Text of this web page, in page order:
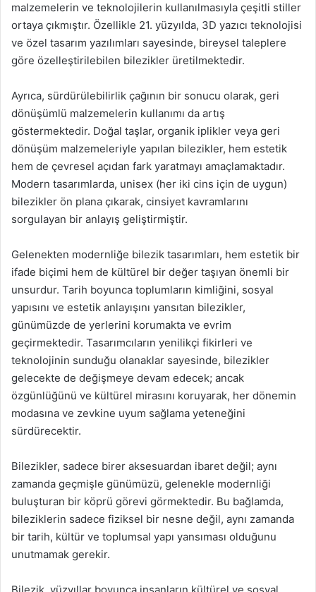
malzemelerin ve teknolojilerin kullanılmasıyla çeşitli stiller
ortaya çıkmıştır. Özellikle 21. yüzyılda, 3D yazıcı teknolojisi
ve özel tasarım yazılımları sayesinde, bireysel taleplere
göre özelleştirilebilen bilezikler üretilmektedir.
Ayrıca, sürdürülebilirlik çağının bir sonucu olarak, geri
dönüşümlü malzemelerin kullanımı da artış
göstermektedir. Doğal taşlar, organik iplikler veya geri
dönüşüm malzemeleriyle yapılan bilezikler, hem estetik
hem de çevresel açıdan fark yaratmayı amaçlamaktadır.
Modern tasarımlarda, unisex (her iki cins için de uygun)
bilezikler ön plana çıkarak, cinsiyet kavramlarını
sorgulayan bir anlayış geliştirmiştir.
Gelenekten modernliğe bilezik tasarımları, hem estetik bir
ifade biçimi hem de kültürel bir değer taşıyan önemli bir
unsurdur. Tarih boyunca toplumların kimliğini, sosyal
yapısını ve estetik anlayışını yansıtan bilezikler,
günümüzde de yerlerini korumakta ve evrim
geçirmektedir. Tasarımcıların yenilikçi fikirleri ve
teknolojinin sunduğu olanaklar sayesinde, bilezikler
gelecekte de değişmeye devam edecek; ancak
özgünlüğünü ve kültürel mirasını koruyarak, her dönemin
modasına ve zevkine uyum sağlama yeteneğini
sürdürecektir.
Bilezikler, sadece birer aksesuardan ibaret değil; aynı
zamanda geçmişle günümüzü, gelenekle modernliği
buluşturan bir köprü görevi görmektedir. Bu bağlamda,
bileziklerin sadece fiziksel bir nesne değil, aynı zamanda
bir tarih, kültür ve toplumsal yapı yansıması olduğunu
unutmamak gerekir.